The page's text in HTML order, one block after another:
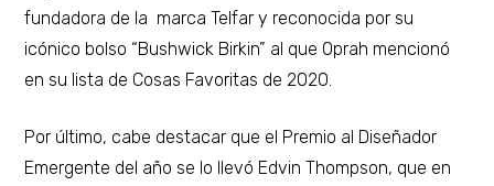
fundadora de la marca Telfar y reconocida por su
icónico bolso “Bushwick Birkin” al que Oprah mencionó
en su lista de Cosas Favoritas de 2020.
Por último, cabe destacar que el Premio al Diseñador
Emergente del año se lo llevó Edvin Thompson, que en